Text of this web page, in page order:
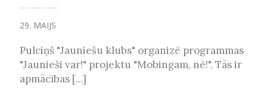
29. MAIJS
Pulciņš "Jauniešu klubs" organizē programmas
"Jaunieši var!" projektu "Mobingam, nē!". Tās ir
apmācības [...]